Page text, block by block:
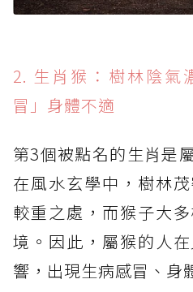
2. 生肖猴：樹林陰氣
冒」身體不適
第3個被點名的生肖是
在風水玄學中，樹林
較重之處，而猴子大
境。因此，屬猴的人
響，出現生病感冒、身